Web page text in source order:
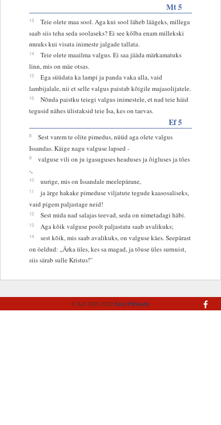
Mt 5
13
Teie olete maa sool. Aga kui sool läheb läägeks, millega
saab siis teha seda soolaseks? Ei see kõlba enam millekski
muuks kui visata inimeste jalgade tallata.
14
Teie olete maailma valgus. Ei saa jääda märkamatuks
linn, mis on mäe otsas.
15
Ega süüdata ka lampi ja panda vaka alla, vaid
lambijalale, nii et selle valgus paistab kõigile majasolijatele.
16
Nõnda paistku teiegi valgus inimestele, et nad teie häid
tegusid nähes ülistaksid teie Isa, kes on taevas.
Ef 5
8
Sest varem te olite pimedus, nüüd aga olete valgus
Issandas. Käige nagu valguse lapsed -
9
valguse vili on ju igasuguses headuses ja õigluses ja tões
-,
10 uurige, mis on Issandale meelepärane,
11
ja ärge hakake pimeduse viljatute tegude kaasosaliseks,
vaid pigem paljastage neid!
12 Sest mida nad salajas teevad, seda on nimetadagi häbi.
13 Aga kõik valguse poolt paljastatu saab avalikuks;
14
sest kõik, mis saab avalikuks, on valguse käes. Seepärast
on öeldud: „Ärka üles, kes sa magad, ja tõuse üles surnuist,
siis särab sulle Kristus!”
© AD 2005-2022Eesti Piibliselts